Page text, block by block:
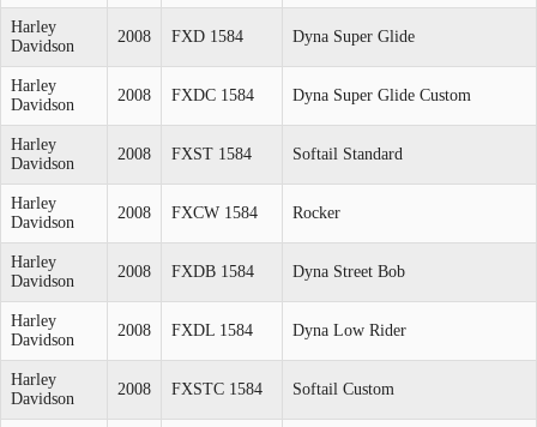
Harley
Davidson
2008 FXD 1584 Dyna Super Glide
Harley
Davidson
2008 FXDC 1584 Dyna Super Glide Custom
Harley
Davidson
2008 FXST 1584 Softail Standard
Harley
Davidson
2008 FXCW 1584 Rocker
Harley
Davidson
2008 FXDB 1584 Dyna Street Bob
Harley
Davidson
2008 FXDL 1584 Dyna Low Rider
Harley
Davidson
2008 FXSTC 1584 Softail Custom